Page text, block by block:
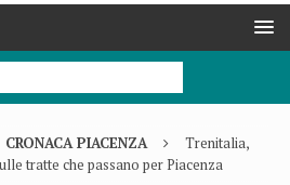
CRONACA PIACENZA
Trenitalia,
tratte che passano per Piacenza